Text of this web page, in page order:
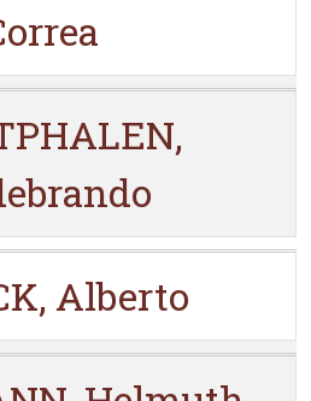
Alberto